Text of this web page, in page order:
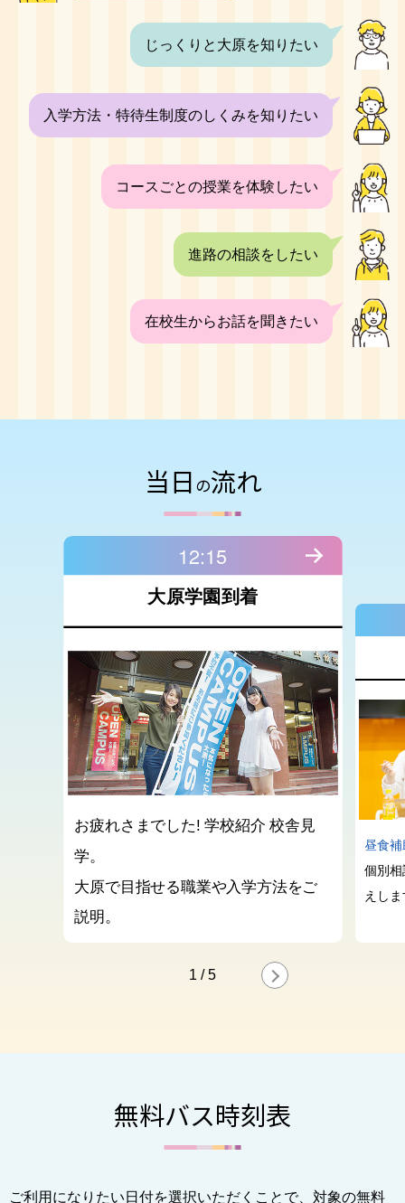
じっくりと大原を知りたい
入学方法・特待生制度のしくみを知りたい
コースごとの授業を体験したい
進路の相談をしたい
在校生からお話を聞きたい
当日 の流れ
12:15
大原学園到着
お疲れさまでした! 学校紹介 校舎見
学。
大原で目指せる職業や入学方法をご
説明。
昼食
個別
えし
1 /5
無料バス時刻表
ご利用になりたい日付を選択いただくことで、対象の無料